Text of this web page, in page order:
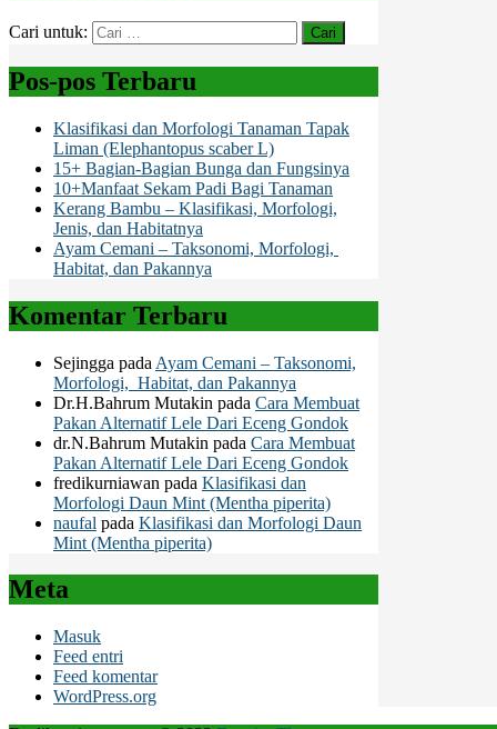
Cari untuk:
Pos-pos Terbaru
Klasifikasi dan Morfologi Tanaman Tapak
Liman (Elephantopus scaber L)
15+ Bagian-Bagian Bunga dan Fungsinya
10+Manfaat Sekam Padi Bagi Tanaman
Kerang Bambu – Klasifikasi, Morfologi,
Jenis, dan Habitatnya
Ayam Cemani – Taksonomi, Morfologi,
Habitat, dan Pakannya
Komentar Terbaru
Sejingga pada Ayam Cemani – Taksonomi,
Morfologi, Habitat, dan Pakannya
Dr.H.Bahrum Mutakin pada Cara Membuat
Pakan Alternatif Lele Dari Eceng Gondok
dr.N.Bahrum Mutakin pada Cara Membuat
Pakan Alternatif Lele Dari Eceng Gondok
fredikurniawan pada Klasifikasi dan
Morfologi Daun Mint (Mentha piperita)
naufal pada Klasifikasi dan Morfologi Daun
Mint (Mentha piperita)
Meta
Masuk
Feed entri
Feed komentar
WordPress.org